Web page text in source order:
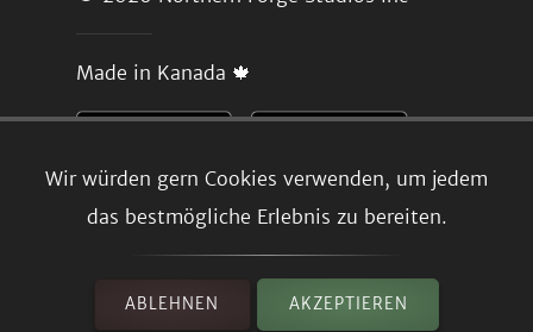
Wir würden gern Cookies verwenden, um jedem
das bestmögliche Erlebnis zu bereiten.
ABLEHNEN AKZEPTIEREN
Made in Kanada 🍁